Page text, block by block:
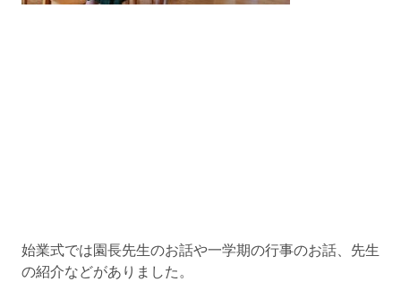
始業式では園長先生のお話や一学期の行事のお話、先生
の紹介などがありました。